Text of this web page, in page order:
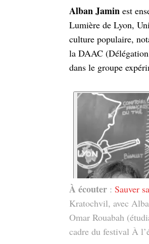
Alban Jamin est
Lumière de Lyon,
culture populaire,
la DAAC
dans le groupe
À écouter : Sauver
Kratochvil, avec
Omar Rouabah
cadre du festival À